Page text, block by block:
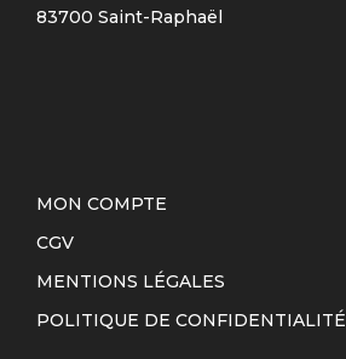
83700 Saint-Raphaël
MON COMPTE
CGV
MENTIONS LÉGALES
POLITIQUE DE CONFIDENTIALITÉ